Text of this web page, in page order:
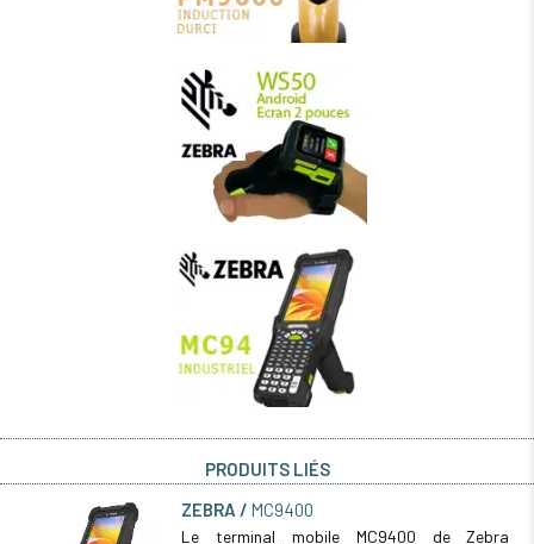
PRODUITS LIÉS
ZEBRA MC9400
Le terminal mobile MC9400 de Zebra